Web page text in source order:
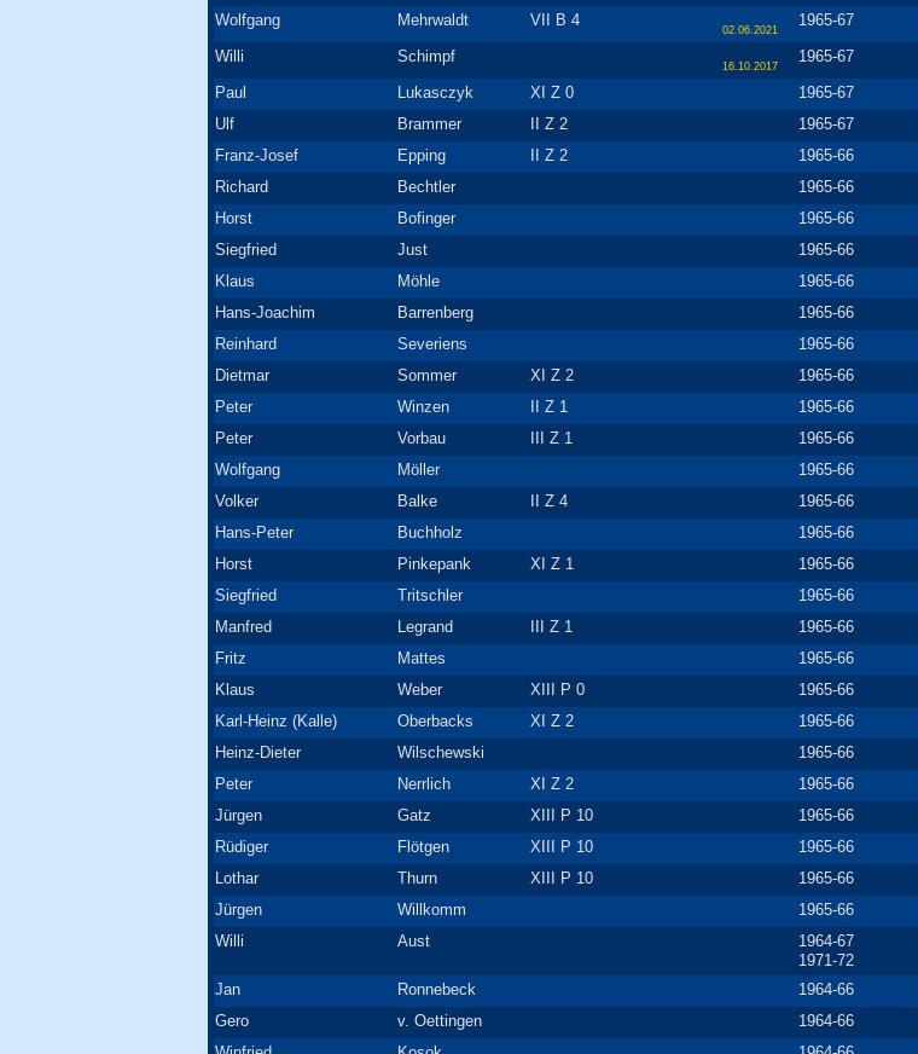
Wolfgang
Mehrwaldt VII B 4
02.06.2021
1965-67
Willi
Schimpf
16.10.2017
1965-67
Paul
Lukasczyk XI Z 0 1965-67
Ulf
Brammer II Z 2 1965-67
Franz-Josef
Epping II Z 2 1965-66
Richard
Bechtler 1965-66
Horst
Bofinger 1965-66
Siegfried
Just 1965-66
Klaus
Möhle 1965-66
Hans-Joachim
Barrenberg 1965-66
Reinhard
Severiens 1965-66
Dietmar
Sommer XI Z 2 1965-66
Peter
Winzen II Z 1 1965-66
Peter
Vorbau III Z 1 1965-66
Wolfgang
Möller 1965-66
Volker
Balke II Z 4 1965-66
Hans-Peter
Buchholz 1965-66
Horst
Pinkepank XI Z 1 1965-66
Siegfried
Tritschler 1965-66
Manfred
Legrand III Z 1 1965-66
Fritz
Mattes 1965-66
Klaus
Weber XIII P 0 1965-66
Karl-Heinz (Kalle)
Oberbacks XI Z 2 1965-66
Heinz-Dieter
Wilschewski 1965-66
Peter
Nerrlich XI Z 2 1965-66
Jürgen
Gatz XIII P 10 1965-66
Rüdiger
Flötgen XIII P 10 1965-66
Lothar
Thurn XIII P 10 1965-66
Jürgen
Willkomm 1965-66
Willi
Aust
1964-67
1971-72
Jan Ronnebeck 1964-66
Gero
v. Oettingen 1964-66